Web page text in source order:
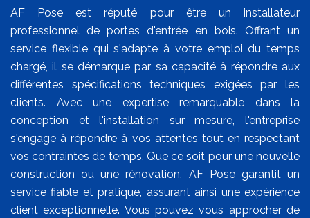
AF Pose est réputé pour être un installateur
professionnel de portes d'entrée en bois. Offrant un
service flexible qui s'adapte à votre emploi du temps
chargé, il se démarque par sa capacité à répondre aux
différentes spécifications techniques exigées par les
clients. Avec une expertise remarquable dans la
conception et l'installation sur mesure, l'entreprise
s'engage à répondre à vos attentes tout en respectant
vos contraintes de temps. Que ce soit pour une nouvelle
construction ou une rénovation, AF Pose garantit un
service fiable et pratique, assurant ainsi une expérience
client exceptionnelle. Vous pouvez vous approcher de